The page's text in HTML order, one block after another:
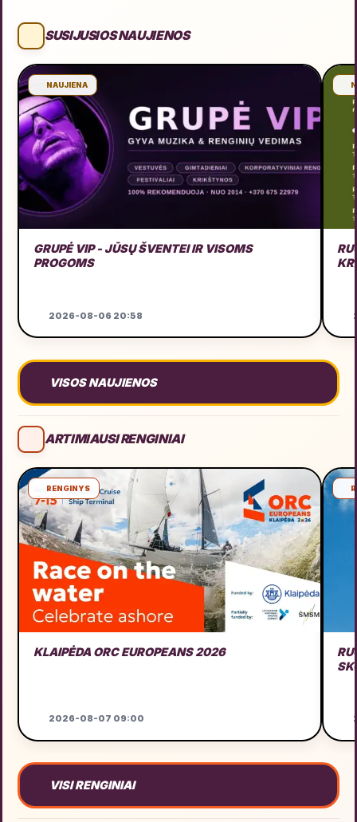
SUSIJUSIOS NAUJIENOS
NAUJIENA
GRUPĖ VIP - JŪSŲ ŠVENTEI IR VISOMS
PROGOMS
2026-08-06 20:58
VISOS NAUJIENOS
ARTIMIAUSI RENGINIAI
RENGINYS
KLAIPĖDA ORC EUROPEANS 2026
2026-08-07 09:00
VISI RENGINIAI